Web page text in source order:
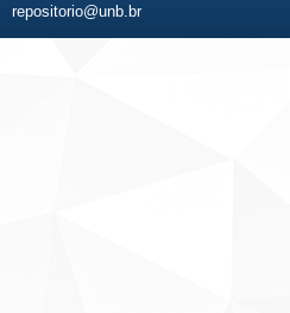
repositorio@unb.br